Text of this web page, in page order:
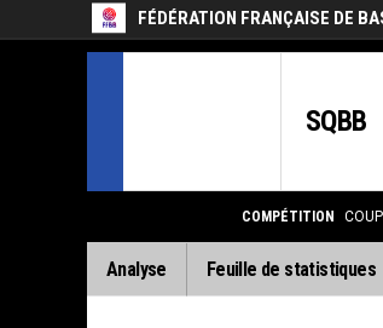
FÉDÉRATION FRANÇAISE DE
SQBB
COMPÉTITION
Analyse Feuille de statistiques